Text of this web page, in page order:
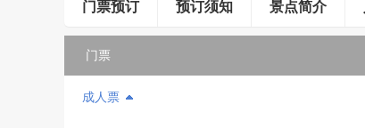
门票预订 预订须知 景点简介
门票
成人票